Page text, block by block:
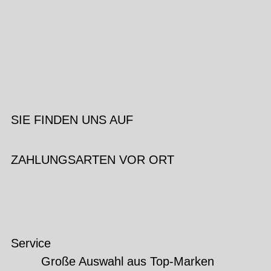
SIE FINDEN UNS AUF
ZAHLUNGSARTEN VOR ORT
Service
Große Auswahl aus Top-Marken